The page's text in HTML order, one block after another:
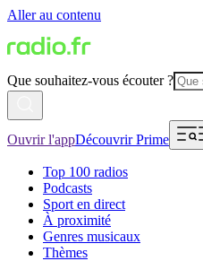
Aller au contenu
Que souhaitez-vous écouter ?
Ouvrir l'appDécouvrir Prime
Top 100 radios
Podcasts
Sport en direct
À proximité
Genres musicaux
Thèmes